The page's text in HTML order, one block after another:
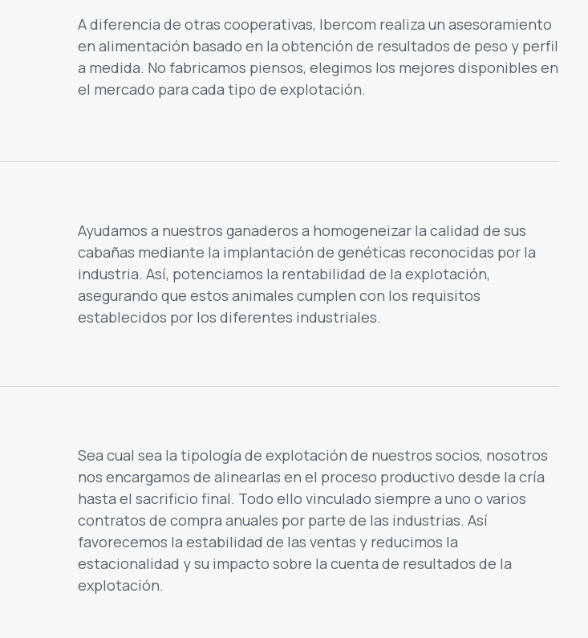
A diferencia de otras cooperativas, Ibercom realiza un asesoramiento
en alimentación basado en la obtención de resultados de peso y perfil
a medida. No fabricamos piensos, elegimos los mejores disponibles en
el mercado para cada tipo de explotación.
Ayudamos a nuestros ganaderos a homogeneizar la calidad de sus
cabañas mediante la implantación de genéticas reconocidas por la
industria. Así, potenciamos la rentabilidad de la explotación,
asegurando que estos animales cumplen con los requisitos
establecidos por los diferentes industriales.
Sea cual sea la tipología de explotación de nuestros socios, nosotros
nos encargamos de alinearlas en el proceso productivo desde la cría
hasta el sacrificio final. Todo ello vinculado siempre a uno o varios
contratos de compra anuales por parte de las industrias. Así
favorecemos la estabilidad de las ventas y reducimos la
estacionalidad y su impacto sobre la cuenta de resultados de la
explotación.